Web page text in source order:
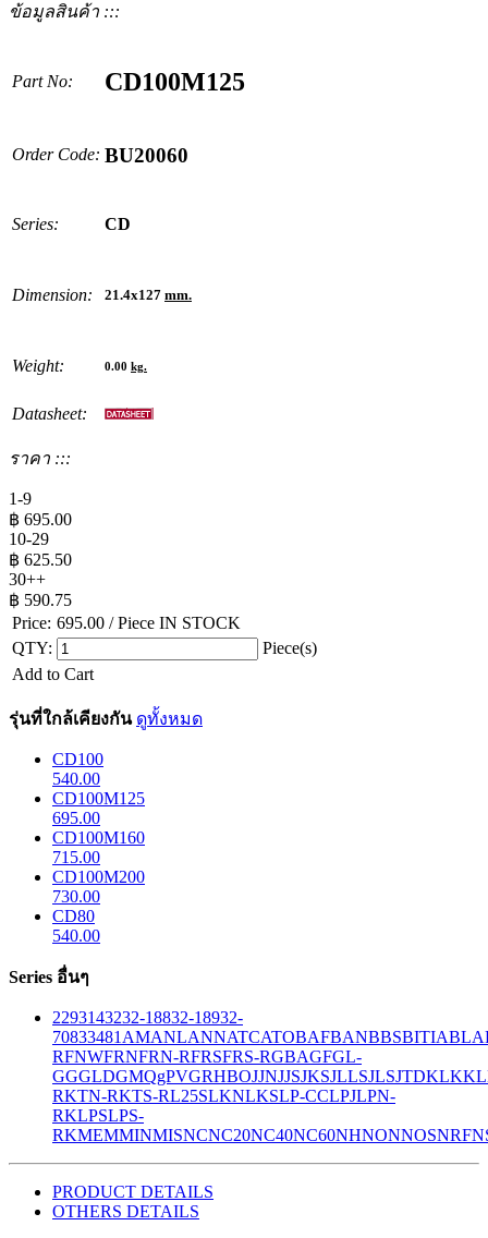
ข้อมูลสินค้า :::
Part No: CD100M125
Order Code: BU20060
Series: CD
Dimension: 21.4x127 mm.
Weight: 0.00 kg.
Datasheet:
ราคา :::
1-9
฿ 695.00
10-29
฿ 625.50
30++
฿ 590.75
Price: 695.00 / Piece IN STOCK
QTY:
Piece(s)
Add to Cart
รุ่นที่ใกล้เคียงกัน ดูทั้งหมด
CD100
540.00
CD100M125
695.00
CD100M160
715.00
CD100M200
730.00
CD80
540.00
Series อื่นๆ
2293143232-18832-18932-
70833481 AMANLANNATCATOBAFBANBBSBITIABLA
RFNWFRNFRN-RFRSFRS-RGBAGFGL-
GGGLDGMQgPVGRHBOJJNJJSJKSJLLSJLSJTDKLK
RKTN-RKTS-RL25SLKNLKSLP-CCLPJLPN-
RKLPSLPS-
RKMEMMINMISNCNC20NC40NC60NHNONNOSNRF
PRODUCT DETAILS
OTHERS DETAILS